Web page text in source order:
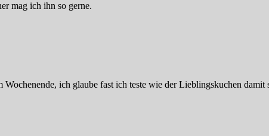
mag ich ihn so gerne.
ich glaube fast ich teste wie der Lieblingskuchen damit